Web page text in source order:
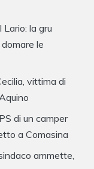
la gru
le
vittima di
di un camper
a Comasina
ammette,